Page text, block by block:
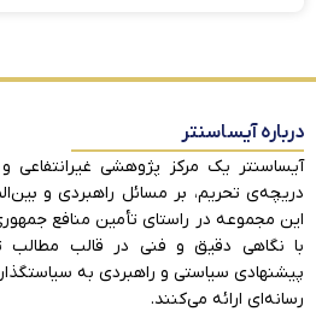
درباره آیساسنتر
آیساسنتر یک مرکز پژوهشی
دریچه‌ی تحریم، بر مسائل راهبردی و
این مجموعه در راستای تأمین منافع
با نگاهی دقیق و فنی در قالب مطالب
پیشنهادی سیاستی و راهبردی به
رسانه‌ای ارائه می‌کنند.